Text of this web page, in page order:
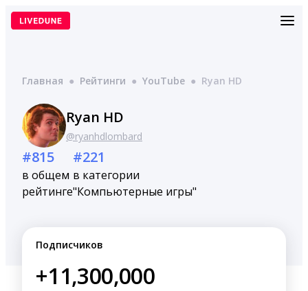
Перейти
Главная ● Рейтинги ● YouTube ● Ryan HD
Ryan HD
@ryanhdlombard
#815
в общем
рейтинге
#221
в категории
"Компьютерные игры"
Подписчиков
+11,300,000